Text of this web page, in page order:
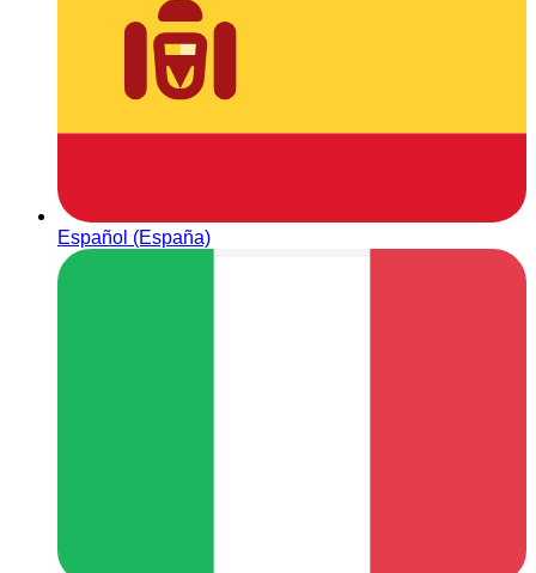
Español (España)